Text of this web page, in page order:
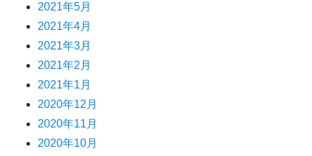
2021年5月
2021年4月
2021年3月
2021年2月
2021年1月
2020年12月
2020年11月
2020年10月